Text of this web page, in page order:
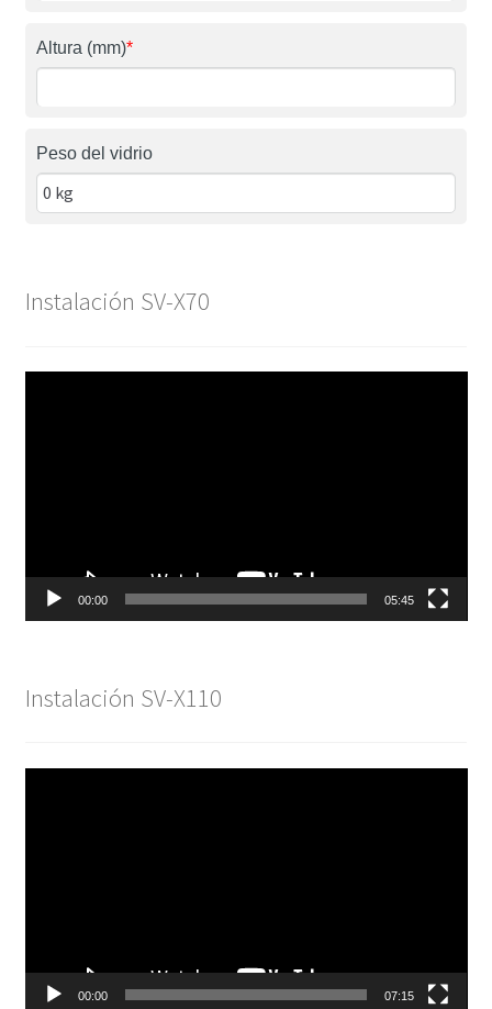
Altura (mm)*
Peso del vidrio
Instalación SV-X70
00:00 05:45
Instalación SV-X110
00:00 07:15